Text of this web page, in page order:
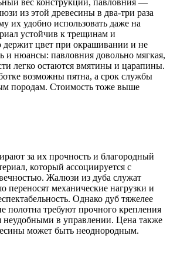
из этой древесины в два-три раза
их удобно использовать даже на
устойчив к трещинам и
цвет при окрашивании и не
и нюансы: павловния довольно мягкая,
легко остаются вмятины и царапины.
возможны пятна, а срок службы
породам. Стоимость тоже выше
за их прочность и благородный
который ассоциируется с
Жалюзи из дуба служат
переносят механические нагрузки и
Однако дуб тяжелее
полотна требуют прочного крепления
неудобными в управлении. Цена также
может быть неоднородным.